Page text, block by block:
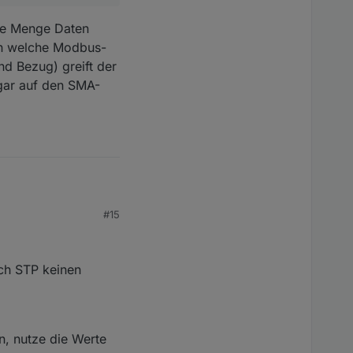
Menge Daten
welche Modbus-
Bezug) greift der
auf den SMA-
Daten auslesen -
Register der
WR (genau wie
verzichten.
#15
STP keinen
nutze die Werte